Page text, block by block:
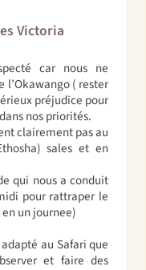
Victoria
car nous ne
l’Okawango ( rester
préjudice pour
nos priorités.
clairement pas au
sales et en
qui nous a conduit
pour rattraper le
un journee)
au Safari que
et faire des